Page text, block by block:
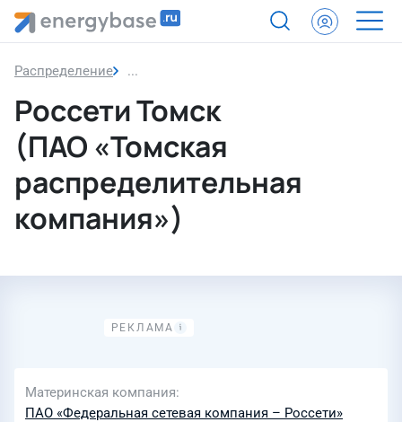
Распределение Россети Томск (ПАО «Томская
Россети Томск
(ПАО «Томская
распределительная
компания»)
Материнская компания
ПАО «Федеральная сетевая компания – Россети»